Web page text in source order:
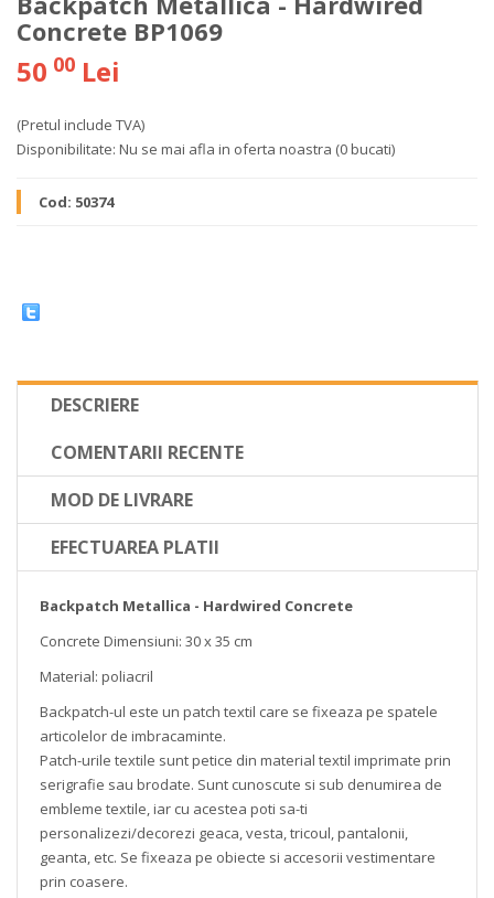
Concrete BP1069
50 00 Lei
(Pretul include TVA)
Disponibilitate: Nu se mai afla in oferta noastra (0 bucati)
Cod: 50374
DESCRIERE
COMENTARII RECENTE
MOD DE LIVRARE
EFECTUAREA PLATII
Backpatch Metallica - Hardwired Concrete
Concrete Dimensiuni: 30 x 35 cm
Material: poliacril
Backpatch-ul este un patch textil care se fixeaza pe spatele
articolelor de imbracaminte.
Patch-urile textile sunt petice din material textil imprimate prin
serigrafie sau brodate. Sunt cunoscute si sub denumirea de
embleme textile, iar cu acestea poti sa-ti
personalizezi/decorezi geaca, vesta, tricoul, pantalonii,
geanta, etc. Se fixeaza pe obiecte si accesorii vestimentare
prin coasere.